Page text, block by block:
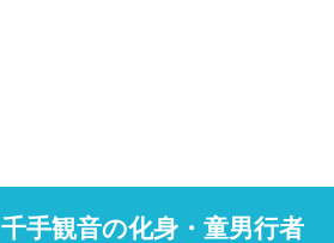
千手観音の化身・童男行者